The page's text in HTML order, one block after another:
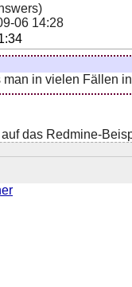
06 14:28
man in vielen Fällen
das Redmine-